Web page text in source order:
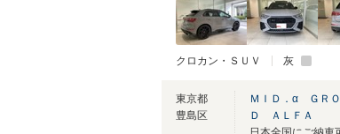
クロカン・ＳＵＶ 灰
東京都
豊島区
ＭＩＤ．α ＧＲＯ
Ｄ ＡＬＦＡ